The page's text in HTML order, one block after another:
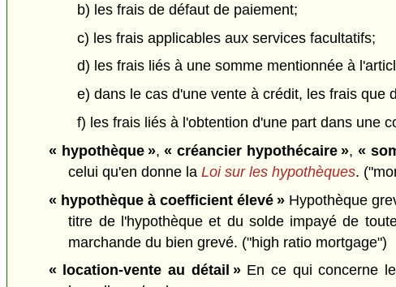
b) les frais de défaut de paiement;
c) les frais applicables aux services facultatifs;
d) les frais liés à une somme mentionnée à
e) dans le cas d'une vente à crédit, les frais que
f) les frais liés à l'obtention d'une part dans une
« hypothèque »,« créancier hypothécaire », «
celui qu'en donne laLoi sur les hypothèques.
« hypothèque à coefficient élevé »Hypothèque
titre de l'hypothèque et du solde impayé de
marchande du bien grevé. ("high ratio mortgage")
« location-vente au détail »En ce qui concerne